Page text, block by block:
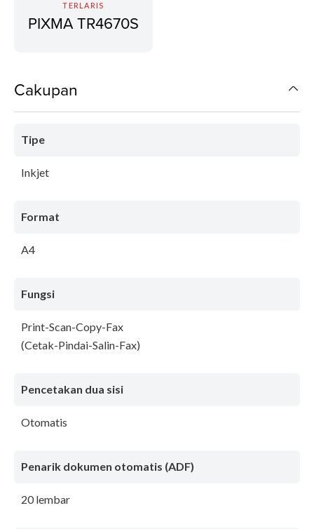
TERLARIS
PIXMA TR4670S
Cakupan
Tipe
Inkjet
Format
A4
Fungsi
Print-Scan-Copy-Fax
(Cetak-Pindai-Salin-Fax)
Pencetakan dua sisi
Otomatis
Penarik dokumen otomatis (ADF)
20 lembar